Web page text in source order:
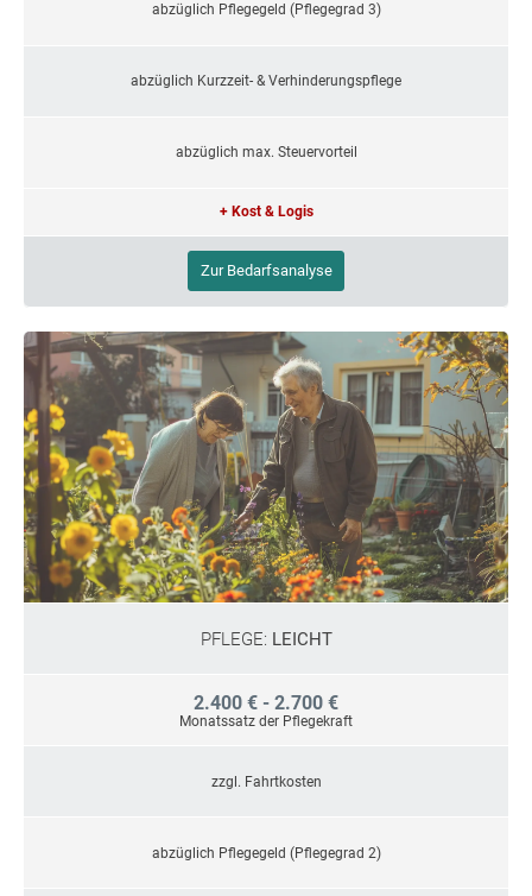
abzüglich Pflegegeld (Pflegegrad 3)
abzüglich Kurzzeit- & Verhinderungspflege
abzüglich max. Steuervorteil
+ Kost & Logis
Zur Bedarfsanalyse
PFLEGE: LEICHT
2.400 € - 2.700 €
Monatssatz der Pflegekraft
zzgl. Fahrtkosten
abzüglich Pflegegeld (Pflegegrad 2)